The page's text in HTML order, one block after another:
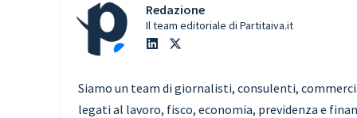
Redazione
Il team editoriale di Partitaiva.it
Siamo un team di giornalisti, consulenti,
legati al lavoro, fisco, economia, previdenza e